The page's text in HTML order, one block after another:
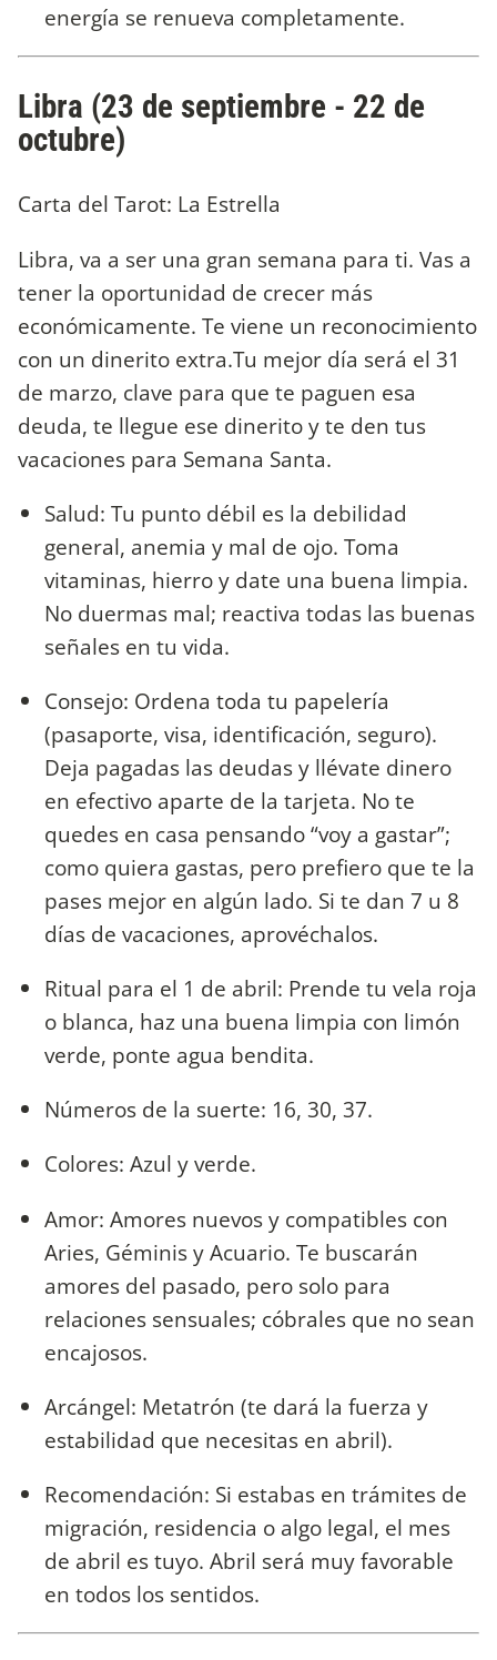
energía se renueva completamente.
Libra (23 de septiembre - 22 de
octubre)
Carta del Tarot: La Estrella
Libra, va a ser una gran semana para ti. Vas a
tener la oportunidad de crecer más
económicamente. Te viene un reconocimiento
con un dinerito extra.Tu mejor día será el 31
de marzo, clave para que te paguen esa
deuda, te llegue ese dinerito y te den tus
vacaciones para Semana Santa.
Salud: Tu punto débil es la debilidad
general, anemia y mal de ojo. Toma
vitaminas, hierro y date una buena limpia.
No duermas mal; reactiva todas las buenas
señales en tu vida.
Consejo: Ordena toda tu papelería
(pasaporte, visa, identificación, seguro).
Deja pagadas las deudas y llévate dinero
en efectivo aparte de la tarjeta. No te
quedes en casa pensando “voy a gastar”;
como quiera gastas, pero prefiero que te la
pases mejor en algún lado. Si te dan 7 u 8
días de vacaciones, aprovéchalos.
Ritual para el 1 de abril: Prende tu vela roja
o blanca, haz una buena limpia con limón
verde, ponte agua bendita.
Números de la suerte: 16, 30, 37.
Colores: Azul y verde.
Amor: Amores nuevos y compatibles con
Aries, Géminis y Acuario. Te buscarán
amores del pasado, pero solo para
relaciones sensuales; cóbrales que no sean
encajosos.
Arcángel: Metatrón (te dará la fuerza y
estabilidad que necesitas en abril).
Recomendación: Si estabas en trámites de
migración, residencia o algo legal, el mes
de abril es tuyo. Abril será muy favorable
en todos los sentidos.